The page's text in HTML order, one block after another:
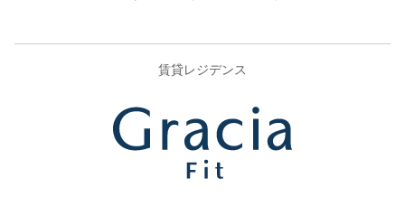
賃貸レジデンス